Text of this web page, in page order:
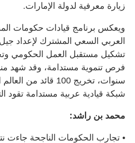
زيارة معرفية لدولة الإمارات.
ويعكس برنامج قيادات حكومات
العربي السعي المشترك لإعداد
تشكيل مستقبل العمل الحكومي
فرص تنموية مستدامة، وقد شهد
سنوات، تخريج 100 قائد
شبكة قيادية عربية مستدامة تقود
محمد بن راشد:
• تجارب الحكومات الناجحة جاءت